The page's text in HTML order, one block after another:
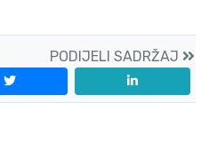
PODIJELI SADRŽAJ